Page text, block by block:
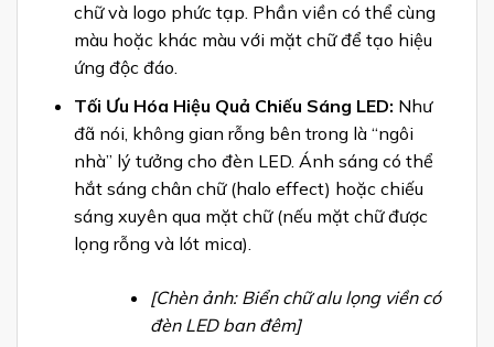
chữ và logo phức tạp. Phần viền có thể cùng
màu hoặc khác màu với mặt chữ để tạo hiệu
ứng độc đáo.
Tối Ưu Hóa Hiệu Quả Chiếu Sáng LED: Như
đã nói, không gian rỗng bên trong là “ngôi
nhà” lý tưởng cho đèn LED. Ánh sáng có thể
hắt sáng chân chữ (halo effect) hoặc chiếu
sáng xuyên qua mặt chữ (nếu mặt chữ được
lọng rỗng và lót mica).
[Chèn ảnh: Biển chữ alu lọng viền có
đèn LED ban đêm]